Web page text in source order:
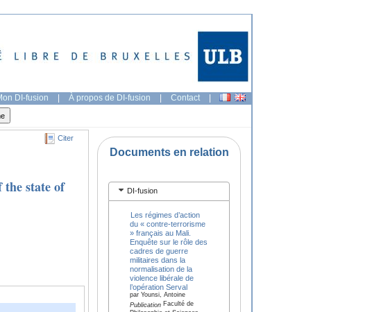
DI-fusion | À propos de DI-fusion | Contact |
Citer
state of
Documents en relation
DI-fusion
Les régimes d’action
du « contre-terrorisme
» français au Mali.
Enquête sur le rôle des
cadres de guerre
militaires dans la
normalisation de la
violence libérale de
l’opération Serval
par Younsi, Antoine
PublicationFaculté de